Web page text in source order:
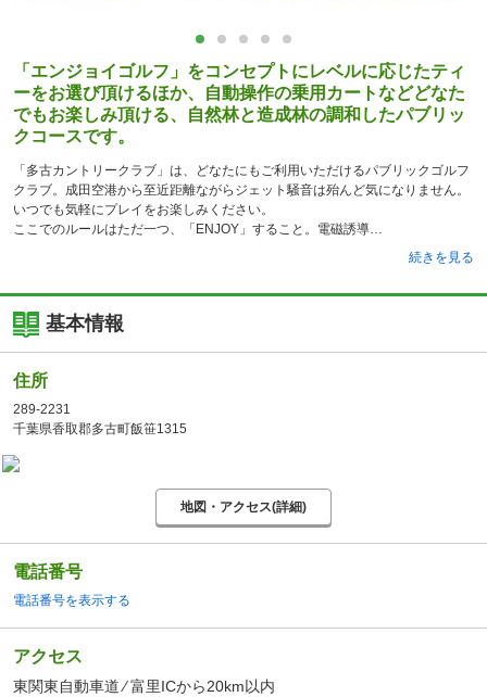
「エンジョイゴルフ」をコンセプトにレベルに応じたティ
ーをお選び頂けるほか、自動操作の乗用カートなどどなた
でもお楽しみ頂ける、自然林と造成林の調和したパブリッ
クコースです。
「多古カントリークラブ」は、どなたにもご利用いただけるパブリックゴルフ
クラブ。成田空港から至近距離ながらジェット騒音は殆んど気になりません。
いつでも気軽にプレイをお楽しみください。
ここでのルールはただ一つ、「ENJOY」すること。電磁誘導
続きを見る
基本情報
住所
289-2231
千葉県香取郡多古町飯笹1315
地図・アクセス(詳細)
電話番号
電話番号を表示する
アクセス
東関東自動車道 ⁄ 富里ICから20km以内